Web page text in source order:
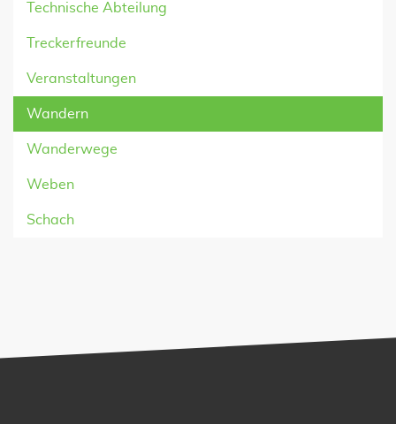
Technische Abteilung
Treckerfreunde
Veranstaltungen
Wandern
Wanderwege
Weben
Schach